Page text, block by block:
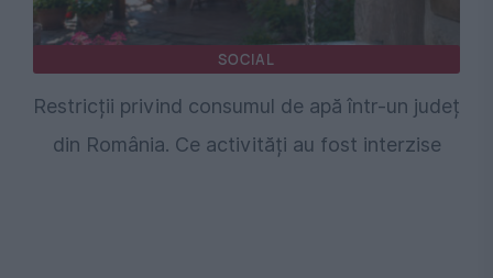
SOCIAL
Restricții privind consumul de apă într-un județ
din România. Ce activități au fost interzise